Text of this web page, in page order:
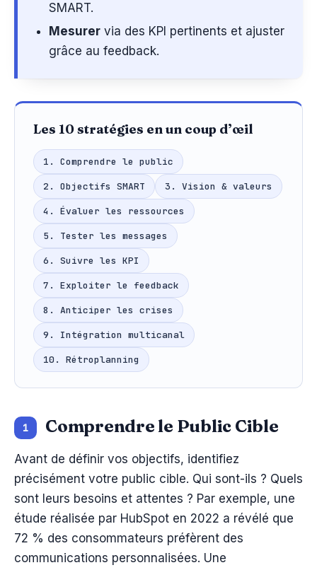
SMART.
Mesurer via des KPI pertinents et ajuster
grâce au feedback.
Les 10 stratégies en un coup d’œil
1. Comprendre le public
2. Objectifs SMART 3. Vision & valeurs
4. Évaluer les ressources
5. Tester les messages
6. Suivre les KPI
7. Exploiter le feedback
8. Anticiper les crises
9. Intégration multicanal
10. Rétroplanning
1 Comprendre le Public Cible
Avant de définir vos objectifs, identifiez
précisément votre public cible. Qui sont-ils ? Quels
sont leurs besoins et attentes ? Par exemple, une
étude réalisée par HubSpot en 2022 a révélé que
72 % des consommateurs préfèrent des
communications personnalisées. Une